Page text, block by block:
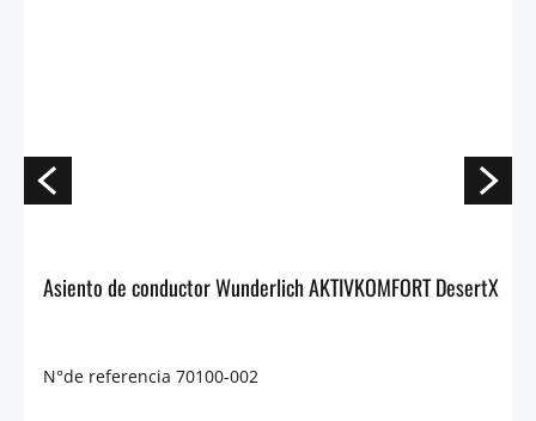
Asiento de conductor Wunderlich AKTIVKOMFORT DesertX
N°de referencia 70100-002